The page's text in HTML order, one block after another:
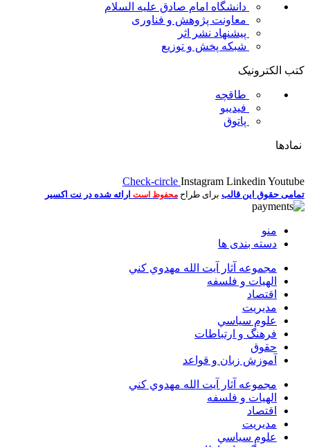
دانشگاه امام صادق علیه السلام
معاونت پژوهش و فناوری
پیشنهاد نشر اثر
شبکه پخش و توزیع
کتب الکترونیک
طاقچه
فیدیبو
پاتوق
نمادها
Check-circle Instagram Linkedin Youtube
تمامی حقوق این قالب برای طراح محفوظ است ارائه شده در نت اکسیر
منو
دسته بندی ها
مجموعه آثار آيت الله مهدوي كني
الهیات و فلسفه
اقتصاد
مديريت
علوم سياسي
فرهنگ و ارتباطات
حقوق
آموزش زبان و قواعد
مجموعه آثار آيت الله مهدوي كني
الهیات و فلسفه
اقتصاد
مديريت
علوم سياسي